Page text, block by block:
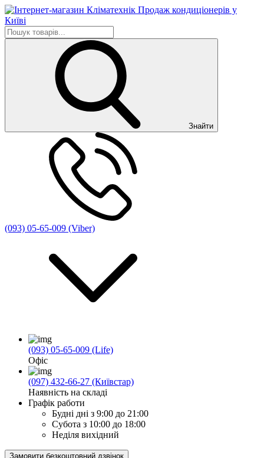
Знайти
(093) 05-65-009 (Viber)
(093) 05-65-009 (Life)
Офіс
(097) 432-66-27 (Київстар)
Наявність на складі
Графік работи
Будні дні з 9:00 до 21:00
Субота з 10:00 до 18:00
Неділя вихідний
Замовити безкоштовний дзвінок